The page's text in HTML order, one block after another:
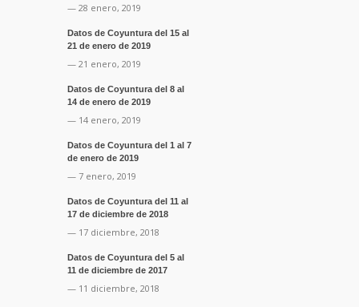
— 28 enero, 2019
Datos de Coyuntura del 15 al
21 de enero de 2019
— 21 enero, 2019
Datos de Coyuntura del 8 al
14 de enero de 2019
— 14 enero, 2019
Datos de Coyuntura del 1 al 7
de enero de 2019
— 7 enero, 2019
Datos de Coyuntura del 11 al
17 de diciembre de 2018
— 17 diciembre, 2018
Datos de Coyuntura del 5 al
11 de diciembre de 2017
— 11 diciembre, 2018